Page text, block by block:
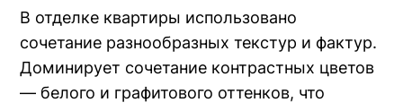
В отделке квартиры использовано
сочетание разнообразных текстур и фактур.
Доминирует сочетание контрастных цветов
— белого и графитового оттенков, что